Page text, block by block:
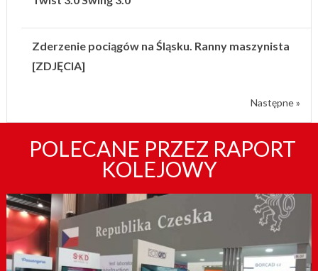
Zderzenie pociągów na Śląsku. Ranny maszynista
[ZDJĘCIA]
Następne »
POLECANE PRZEZ RAPORT
KOLEJOWY